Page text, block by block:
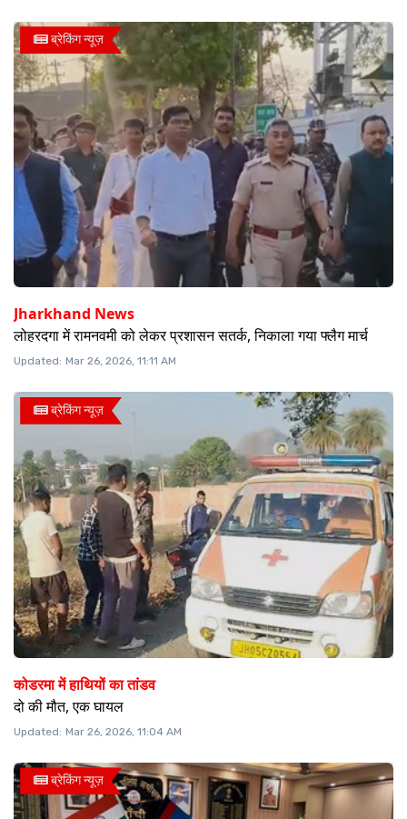
ब्रेकिंग न्यूज़
Jharkhand News
लोहरदगा में रामनवमी को लेकर प्रशासन सतर्क, निकाला गया फ्लैग मार्च
Updated: Mar 26, 2026, 11:11 AM
ब्रेकिंग न्यूज़
कोडरमा में हाथियों का तांडव
दो की मौत, एक घायल
Updated: Mar 26, 2026, 11:04 AM
ब्रेकिंग न्यूज़